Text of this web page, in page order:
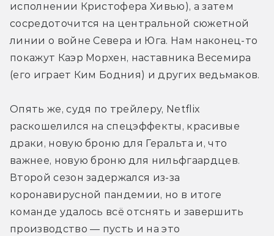
исполнении Кристофера Хивью), а затем
сосредоточится на центральной сюжетной
линии о войне Севера и Юга. Нам наконец-то
покажут Каэр Морхен, наставника Весемира
(его играет Ким Бодния) и других ведьмаков.
Опять же, судя по трейлеру, Netflix
раскошелился на спецэффекты, красивые
драки, новую броню для Геральта и, что
важнее, новую броню для нильфгаардцев.
Второй сезон задержался из-за
коронавирусной пандемии, но в итоге
команде удалось всё отснять и завершить
производство — пусть и на это